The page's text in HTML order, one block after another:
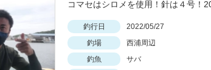
コマセはシロメを使用！針は４号！
釣行日 2022/05/27
釣場
西浦周辺
釣魚
サバ